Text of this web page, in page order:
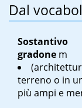
Dal
Sostantivo
gradone m
terreno o in
più ampi e